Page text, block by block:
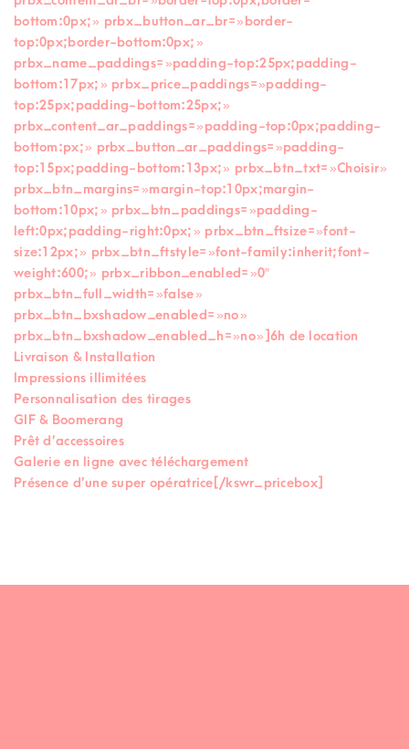
bottom:0px; » prbx_button_ar_br= »border-
top:0px;border-bottom:0px; »
prbx_name_paddings= »padding-top:25px;padding-
bottom:17px; » prbx_price_paddings= »padding-
top:25px;padding-bottom:25px; »
prbx_content_ar_paddings= »padding-top:0px;padding-
bottom:px; » prbx_button_ar_paddings= »padding-
top:15px;padding-bottom:13px; » prbx_btn_txt= »Choisir »
prbx_btn_margins= »margin-top:10px;margin-
bottom:10px; » prbx_btn_paddings= »padding-
left:0px;padding-right:0px; » prbx_btn_ftsize= »font-
size:12px; » prbx_btn_ftstyle= »font-family:inherit;font-
weight:600; » prbx_ribbon_enabled= »0″
prbx_btn_full_width= »false »
prbx_btn_bxshadow_enabled= »no »
prbx_btn_bxshadow_enabled_h= »no »]6h de location
Livraison & Installation
Impressions illimitées
Personnalisation des tirages
GIF & Boomerang
Prêt d’accessoires
Galerie en ligne avec téléchargement
Présence d’une super opératrice[/kswr_pricebox]